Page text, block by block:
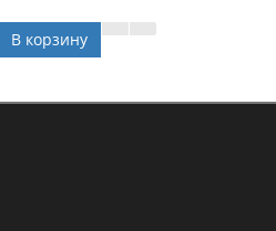
В корзину